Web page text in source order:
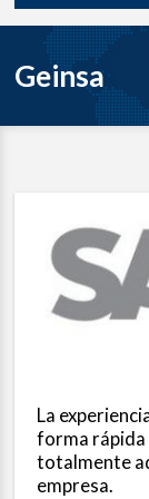
Geinsa
La
forma rápida
totalmente
empresa.